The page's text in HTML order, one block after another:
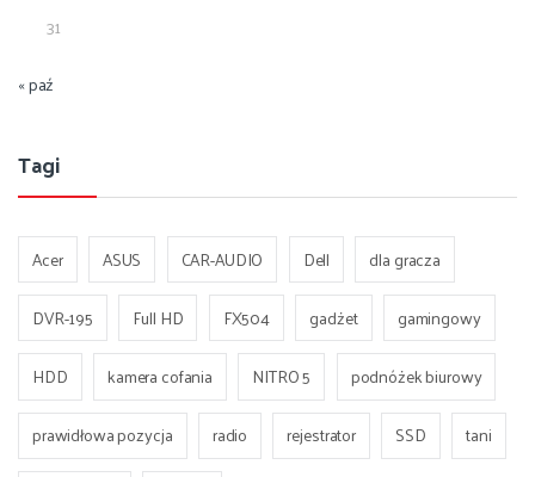
31
« paź
Tagi
Acer ASUS CAR-AUDIO Dell
dla gracza
DVR-195
Full HD FX504 gadżet
gamingowy
HDD
kamera cofania NITRO 5
podnóżek biurowy
prawidłowa pozycja
radio rejestrator SSD
tani